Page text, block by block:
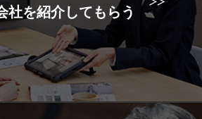
社を紹介してもらう